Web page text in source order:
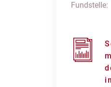
Fundstelle: